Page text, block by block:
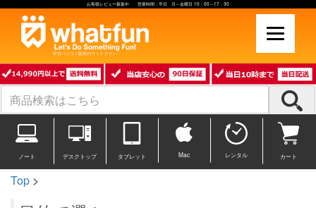
お客様レビュー募集中 営業時間：平日 月～金曜日 10：00～17：30
中古パソコン販売のワットファン
ノート デスクトップ タブレット Mac レンタル カート
Top >